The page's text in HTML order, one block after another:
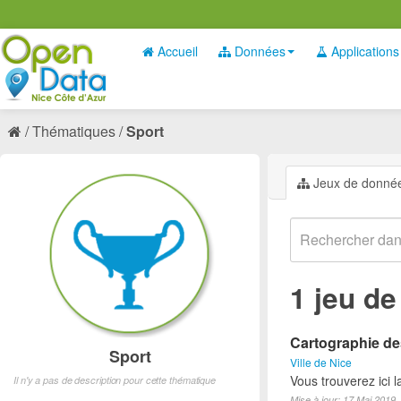
Accueil Données Applications
Thématiques Sport
Jeux de
1 jeu
Cartographie
Ville de Nice
Vous trouverez ici
Sport
Il n'y a pas de description pour cette thématique